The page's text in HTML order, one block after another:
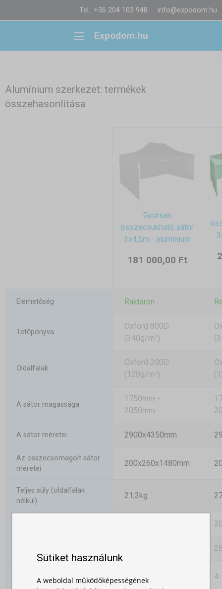
Tel.: +36 204 103 948 info@expodom.hu
Expodom.hu
Alumínium szerkezet: termékek
összehasonlítása
Gyorsan
összecsukható sátor
3x4,5m - alumínium
181 000,00 Ft
Elérhetőség Raktáron
Tetőponyva
Oxford 800D
(340g/m²)
Oldalfalak
Oxford 200D
(120g/m²)
A sátor magassága
1750mm -
2050mm
A sátor méretei 2900x4350mm
Az összecsomagolt sátor
méretei
200x260x1480mm
Teljes súly (oldalfalak
nélkül)
21,3kg
száma
4 4
Sütiket használunk
A weboldal működőképességének